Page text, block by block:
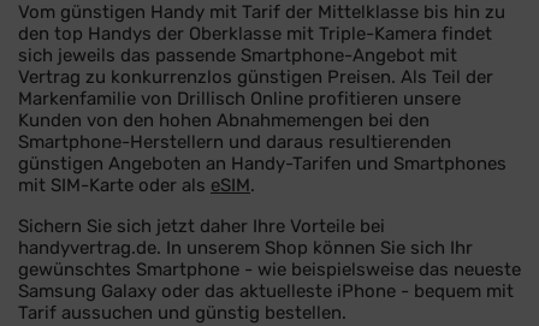
Vom günstigen Handy mit Tarif der Mittelklasse bis hin zu
den top Handys der Oberklasse mit Triple-Kamera findet
sich jeweils das passende Smartphone-Angebot mit
Vertrag zu konkurrenzlos günstigen Preisen. Als Teil der
Markenfamilie von Drillisch Online profitieren unsere
Kunden von den hohen Abnahmemengen bei den
Smartphone-Herstellern und daraus resultierenden
günstigen Angeboten an Handy-Tarifen und Smartphones
mit SIM-Karte oder als eSIM.
Sichern Sie sich jetzt daher Ihre Vorteile bei
handyvertrag.de. In unserem Shop können Sie sich Ihr
gewünschtes Smartphone - wie beispielsweise das neueste
Samsung Galaxy oder das aktuelleste iPhone - bequem mit
Tarif aussuchen und günstig bestellen.